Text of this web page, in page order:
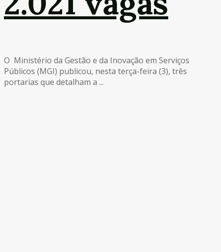
O Ministério da Gestão e da Inovação em Serviços
Públicos (MGI) publicou, nesta terça-feira (3), três
portarias que detalham a ...